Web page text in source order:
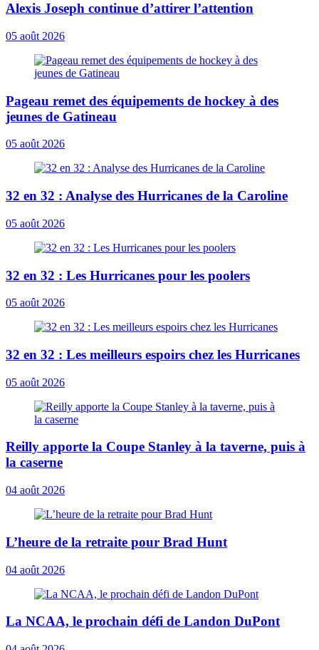
Alexis Joseph continue d’attirer l’attention
05 août 2026
Pageau remet des équipements de hockey à des
jeunes de Gatineau
05 août 2026
32 en 32 : Analyse des Hurricanes de la Caroline
05 août 2026
32 en 32 : Les Hurricanes pour les poolers
05 août 2026
32 en 32 : Les meilleurs espoirs chez les Hurricanes
05 août 2026
Reilly apporte la Coupe Stanley à la taverne, puis à
la caserne
04 août 2026
L’heure de la retraite pour Brad Hunt
04 août 2026
La NCAA, le prochain défi de Landon DuPont